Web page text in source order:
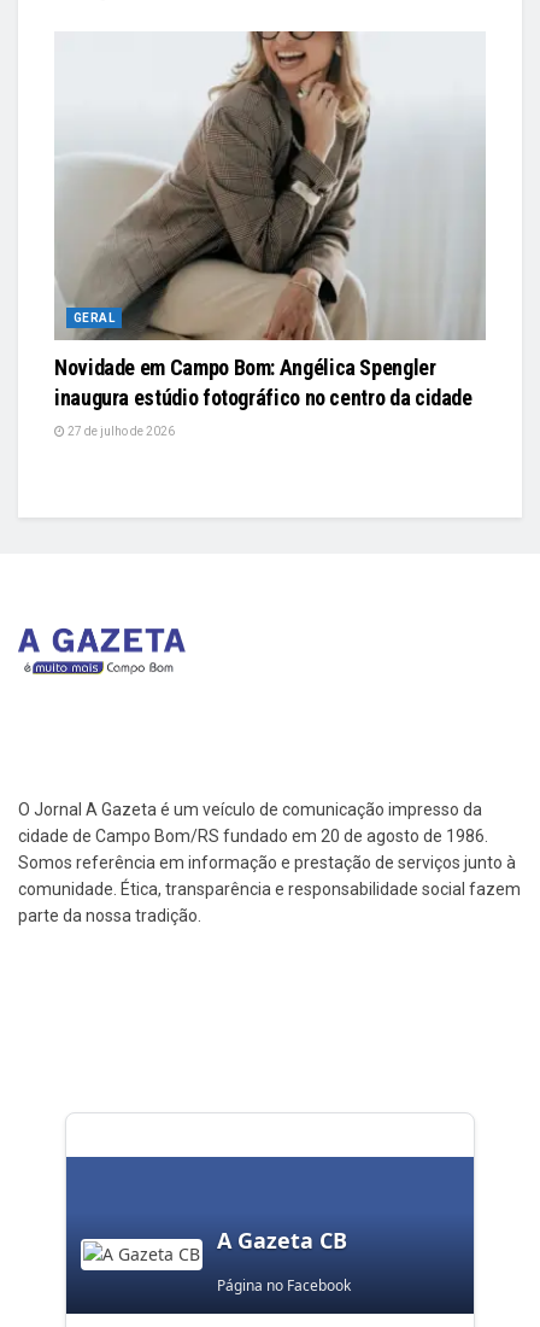
GERAL
Novidade em Campo Bom: Angélica Spengler
inaugura estúdio fotográfico no centro da cidade
27 de julho de 2026
O Jornal A Gazeta é um veículo de comunicação impresso da
cidade de Campo Bom/RS fundado em 20 de agosto de 1986.
Somos referência em informação e prestação de serviços junto à
comunidade. Ética, transparência e responsabilidade social fazem
parte da nossa tradição.
A Gazeta CB
Página no Facebook